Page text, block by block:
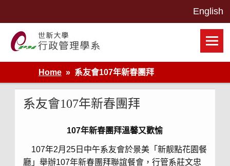
世新大學行政管理學系網站
Home
系友會107年新春團拜
系友會107年新春團拜
107年新春團拜溫馨又歡愉
107年2月25日中午系友會於景美「新靓點花園餐
廳」舉辦107年新春團拜聯誼餐會，行管系莊文忠